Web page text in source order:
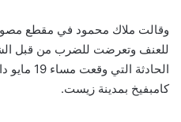
وقالت ملاك محمود في مقطع
للعنف وتعرضت للضرب من قبل
الحادثة
كامبفيخ بمدينة زيست.